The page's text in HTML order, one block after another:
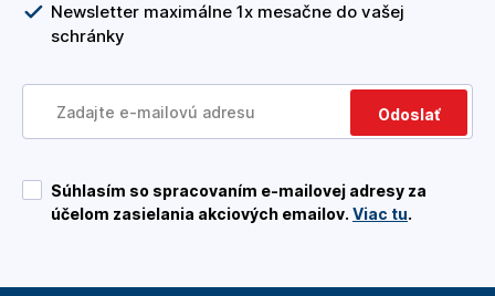
Newsletter maximálne 1x mesačne do vašej
schránky
Odoslať
Súhlasím so spracovaním e-mailovej adresy za
účelom zasielania akciových emailov. Viac tu.